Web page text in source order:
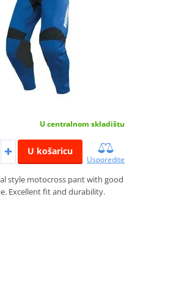
U centralnom skladištu
U košaricu
Usporedite
style motocross pant with good
Excellent fit and durability.